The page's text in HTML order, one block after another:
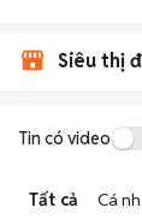
Siêu thị
Tin có video
Tất cả Cá